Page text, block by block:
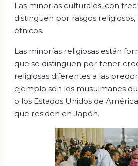
Las minorías culturales, con
distinguen por rasgos religiosos,
étnicos.
Las minorías religiosas están
que se distinguen por tener
religiosas diferentes a las
ejemplo son los musulmanes
o los Estados Unidos de
que residen en Japón.